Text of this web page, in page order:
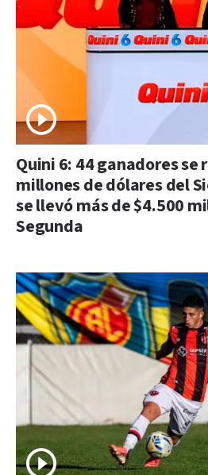
Quini 6: 44 ganadores se
millones de dólares del
se llevó más de $4.500
Segunda